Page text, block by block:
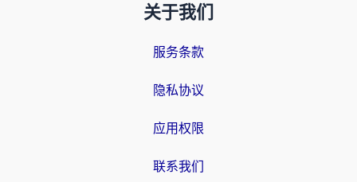
关于我们
服务条款
隐私协议
应用权限
联系我们